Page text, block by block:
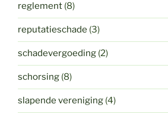
reglement (8)
reputatieschade (3)
schadevergoeding (2)
schorsing (8)
slapende vereniging (4)